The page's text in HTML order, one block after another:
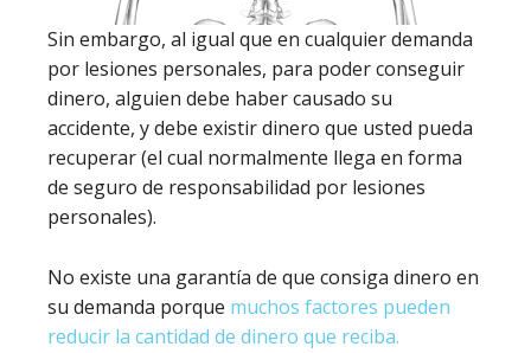
Sin embargo, al igual que en cualquier demanda
por lesiones personales, para poder conseguir
dinero, alguien debe haber causado su
accidente, y debe existir dinero que usted pueda
recuperar (el cual normalmente llega en forma
de seguro de responsabilidad por lesiones
personales).
No existe una garantía de que consiga dinero en
su demanda porque muchos factores pueden
reducir la cantidad de dinero que reciba.